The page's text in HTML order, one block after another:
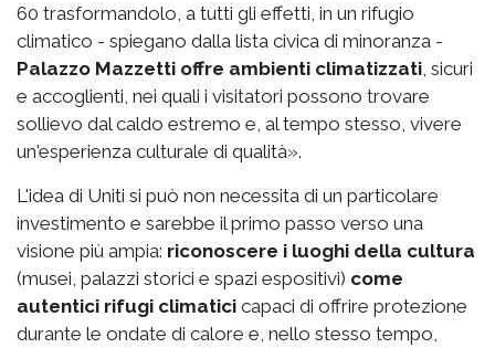
60 trasformandolo, a tutti gli effetti, in un rifugio
climatico - spiegano dalla lista civica di minoranza -
Palazzo Mazzetti offre ambienti climatizzati , sicuri
e accoglienti, nei quali i visitatori possono trovare
sollievo dal caldo estremo e, al tempo stesso, vivere
un'esperienza culturale di qualità».
L'idea di Uniti si può non necessita di un particolare
investimento e sarebbe il primo passo verso una
visione più ampia: riconoscere i luoghi della cultura
(musei, palazzi storici e spazi espositivi) come
autentici rifugi climatici capaci di offrire protezione
durante le ondate di calore e, nello stesso tempo,